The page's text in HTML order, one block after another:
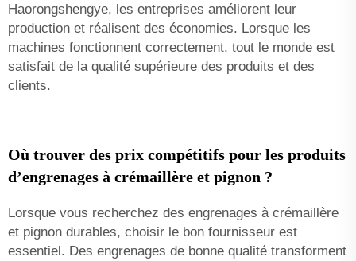
Haorongshengye, les entreprises améliorent leur
production et réalisent des économies. Lorsque les
machines fonctionnent correctement, tout le monde est
satisfait de la qualité supérieure des produits et des
clients.
Où trouver des prix compétitifs pour les produits
d’engrenages à crémaillère et pignon ?
Lorsque vous recherchez des engrenages à crémaillère
et pignon durables, choisir le bon fournisseur est
essentiel. Des engrenages de bonne qualité transforment